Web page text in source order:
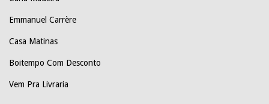
Emmanuel Carrère
Casa Matinas
Boitempo Com Desconto
Vem Pra Livraria